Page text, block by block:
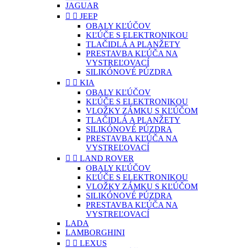
JAGUAR
  JEEP
OBALY KĽÚČOV
KĽÚČE S ELEKTRONIKOU
TLAČIDLÁ A PLANŽETY
PRESTAVBA KĽÚČA NA
VYSTREĽOVACÍ
SILIKÓNOVÉ PÚZDRA
  KIA
OBALY KĽÚČOV
KĽÚČE S ELEKTRONIKOU
VLOŽKY ZÁMKU S KĽÚČOM
TLAČIDLÁ A PLANŽETY
SILIKÓNOVÉ PÚZDRA
PRESTAVBA KĽÚČA NA
VYSTREĽOVACÍ
  LAND ROVER
OBALY KĽÚČOV
KĽÚČE S ELEKTRONIKOU
VLOŽKY ZÁMKU S KĽÚČOM
SILIKÓNOVÉ PÚZDRA
PRESTAVBA KĽÚČA NA
VYSTREĽOVACÍ
LADA
LAMBORGHINI
  LEXUS